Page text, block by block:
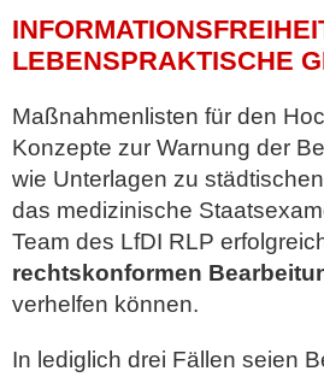
EBENSPRAKTISCHE
Maßnahmenlisten für den
Konzepte zur Warnung der
wie Unterlagen zu
das medizinische
Team des LfDI RLP
rechtskonformen
verhelfen können.
In lediglich drei Fällen seien